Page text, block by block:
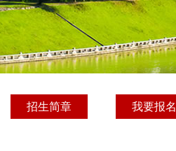
招生简章 我要报名